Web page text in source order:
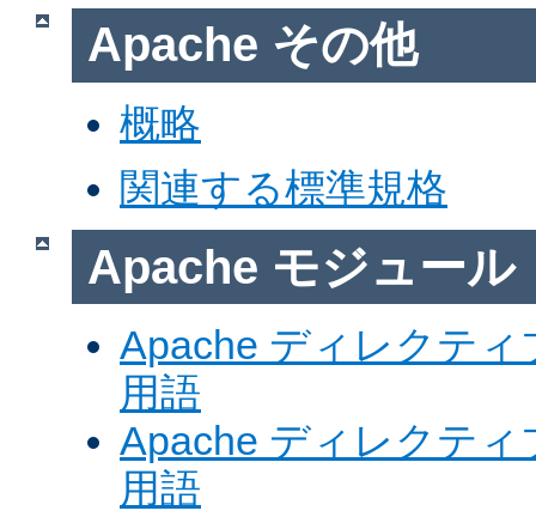
Apache その他
概略
関連する標準規格
Apache モジュール
Apache ディレクテ
用語
Apache ディレクテ
用語